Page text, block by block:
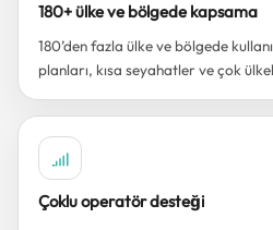
180+ ülke ve bölgede kapsama
180’den fazla ülke ve bölgede
planları, kısa seyahatler ve çok
Çoklu operatör desteği